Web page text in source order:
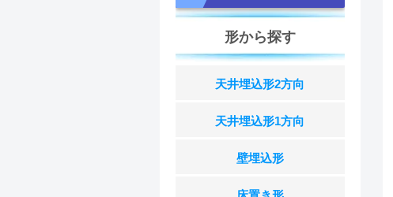
形から探す
天井埋込形2方向
天井埋込形1方向
壁埋込形